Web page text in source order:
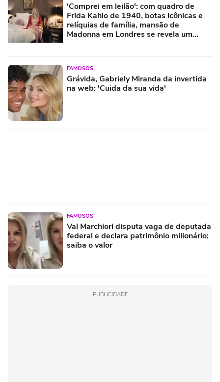
'Comprei em leilão': com quadro de
Frida Kahlo de 1940, botas icônicas e
relíquias de família, mansão de
Madonna em Londres se revela um
FAMOSOS
Grávida, Gabriely Miranda da invertida
na web: 'Cuida da sua vida'
FAMOSOS
Val Marchiori disputa vaga de deputada
federal e declara patrimônio milionário;
saiba o valor
PUBLICIDADE